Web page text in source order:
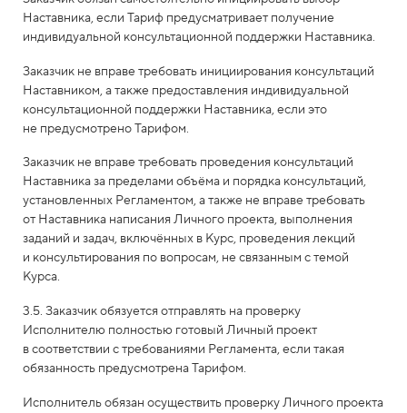
Наставника, если Тариф предусматривает получение
индивидуальной консультационной поддержки Наставника.
Заказчик не вправе требовать инициирования консультаций
Наставником, а также предоставления индивидуальной
консультационной поддержки Наставника, если это
не предусмотрено Тарифом.
Заказчик не вправе требовать проведения консультаций
Наставника за пределами объёма и порядка консультаций,
установленных Регламентом, а также не вправе требовать
от Наставника написания Личного проекта, выполнения
заданий и задач, включённых в Курс, проведения лекций
и консультирования по вопросам, не связанным с темой
Курса.
3.5. Заказчик обязуется отправлять на проверку
Исполнителю полностью готовый Личный проект
в соответствии с требованиями Регламента, если такая
обязанность предусмотрена Тарифом.
Исполнитель обязан осуществить проверку Личного проекта